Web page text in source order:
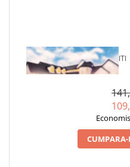
1 x CE NU-TI SPUN CAND ITI
VORBESC